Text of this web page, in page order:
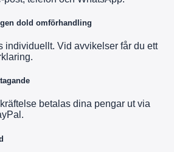
dold omförhandling
individuellt. Vid avvikelser får du ett
betalas dina pengar ut via